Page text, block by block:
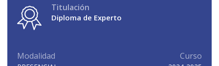
Titulación
Diploma de Experto
Modalidad Curso